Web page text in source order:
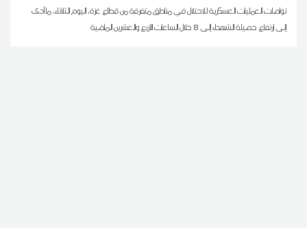
تواصلت العمليات العسكرية للاحتلال في مناطق متفرقة من قطاع غزة، اليوم الثلاثاء، ما أدى
إلى ارتفاع حصيلة الشهداء إلى 8 خلال الساعات الأربع والعشرين الماضية